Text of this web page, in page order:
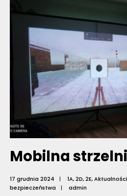
Mobilna
17 grudnia 2024 | 1A,2D,2E,Aktualności
bezpieczeństwa
| admin